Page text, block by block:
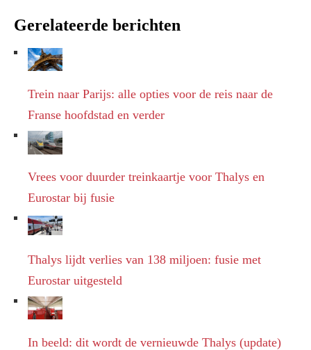
Gerelateerde berichten
Trein naar Parijs: alle opties voor de reis naar de
Franse hoofdstad en verder
Vrees voor duurder treinkaartje voor Thalys en
Eurostar bij fusie
Thalys lijdt verlies van 138 miljoen: fusie met
Eurostar uitgesteld
In beeld: dit wordt de vernieuwde Thalys (update)